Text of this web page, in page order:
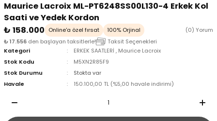
Maurice Lacroix ML-PT6248SS00L130-4 Erkek Kol
Saati ve Yedek Kordon
₺ 158.000
Online'a özel fırsat 100% Orjinal
(0) Yorum
₺ 17.556 den başlayan taksitlerle!
Taksit Seçenekleri
Kategori
ERKEK SAATLERİ , Maurice Lacroix
Stok Kodu
M5XN2R85F9
Stok Durumu
Stokta var
Havale
150.100,00 TL (%5,00 havale indirimi)